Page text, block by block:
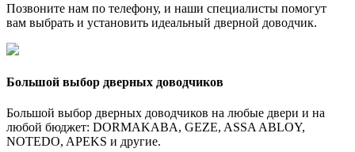
Позвоните нам по телефону, и наши специалисты помогут
вам выбрать и установить идеальный дверной доводчик.
Большой выбор дверных доводчиков
Большой выбор дверных доводчиков на любые двери и на
любой бюджет: DORMAKABA, GEZE, ASSA ABLOY,
NOTEDO, APEKS и другие.